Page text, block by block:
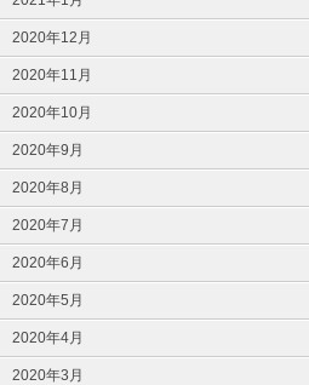
2020年12月
2020年11月
2020年10月
2020年9月
2020年8月
2020年7月
2020年6月
2020年5月
2020年4月
2020年3月